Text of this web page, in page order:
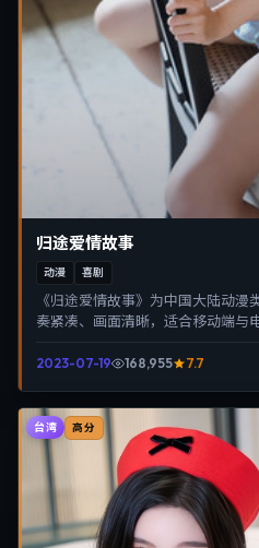
归途爱情故事
动漫 喜剧
《归途爱情故事》为中国大陆动
奏紧凑、画面清晰，适合移动端与
2023-07-19 168,955 7.7
台湾 高分